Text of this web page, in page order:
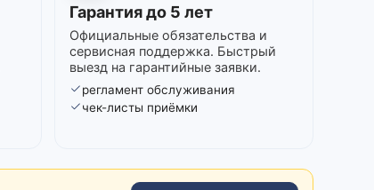
Гарантия до 5 лет
Официальные обязательства и
сервисная поддержка. Быстрый
выезд на гарантийные заявки.
регламент обслуживания
чек-листы приёмки